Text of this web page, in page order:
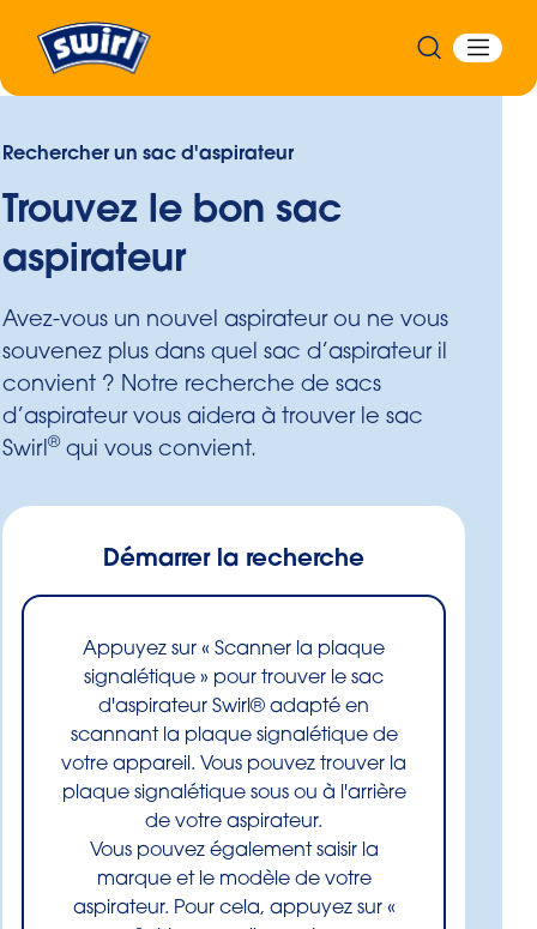
Rechercher un sac d'aspirateur
Trouvez le bon sac
aspirateur
Avez-vous un nouvel aspirateur ou ne vous
souvenez plus dans quel sac d’aspirateur il
convient ? Notre recherche de sacs
d’aspirateur vous aidera à trouver le sac
Swirl® qui vous convient.
Démarrer la recherche
Appuyez sur « Scanner la plaque
signalétique » pour trouver le sac
d'aspirateur Swirl® adapté en
scannant la plaque signalétique de
votre appareil. Vous pouvez trouver la
plaque signalétique sous ou à l'arrière
de votre aspirateur.
Vous pouvez également saisir la
marque et le modèle de votre
aspirateur. Pour cela, appuyez sur «